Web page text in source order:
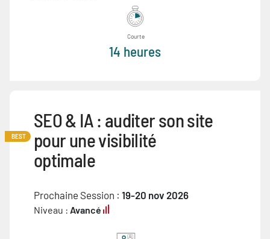
Courte
14 heures
BEST
SEO & IA : auditer son site
pour une visibilité
optimale
Prochaine Session : 19-20 nov 2026
Niveau : Avancé